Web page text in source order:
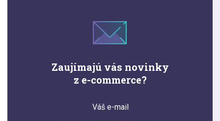
Zaujímajú vás novinky
z e-commerce?
Váš e-mail